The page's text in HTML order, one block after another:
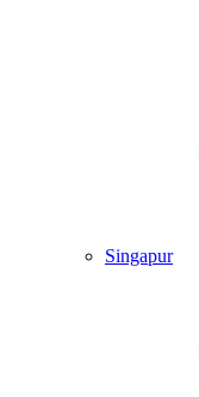
Singapur